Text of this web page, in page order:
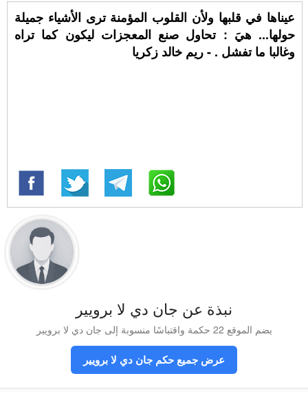
عيناها في قلبها ولأن القلوب المؤمنة ترى الأشياء جميلة
حولها... هيَ : تحاول صنع المعجزات ليكون كما تراه
وغالبا ما تفشل . - ريم خالد زكريا
نبذة عن جان دي لا برويير
يضم الموقع 22 حكمة واقتباسًا منسوبة إلى جان دي لا برويير
عرض جميع حكم جان دي لا برويير